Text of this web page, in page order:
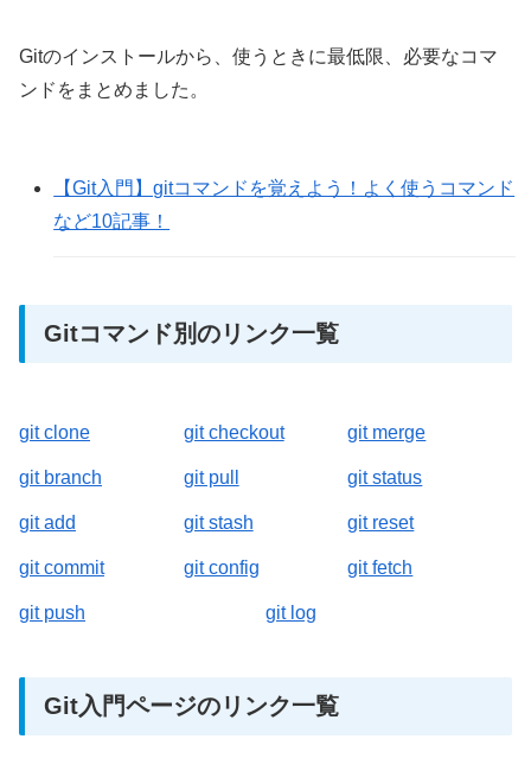
Gitのインストールから、使うときに最低限、必要なコマ
ンドをまとめました。
【Git入門】gitコマンドを覚えよう！よく使うコマンド
など10記事！
Gitコマンド別のリンク一覧
git clone git checkout git merge
git branch git pull git status
git add git stash git reset
git commit git config git fetch
git push git log
Git入門ページのリンク一覧